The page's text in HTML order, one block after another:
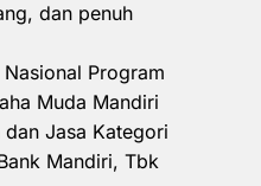
dan penuh
Program
Muda Mandiri
Jasa Kategori
Mandiri, Tbk